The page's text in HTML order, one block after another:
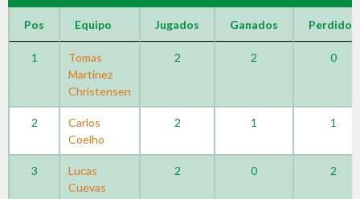
Pos Equipo Jugados Ganados Perdidos
1
Tomas
Martinez
Christensen
2 2 0
2
Carlos
Coelho
2 1 1
3
Lucas
Cuevas
2 0 2